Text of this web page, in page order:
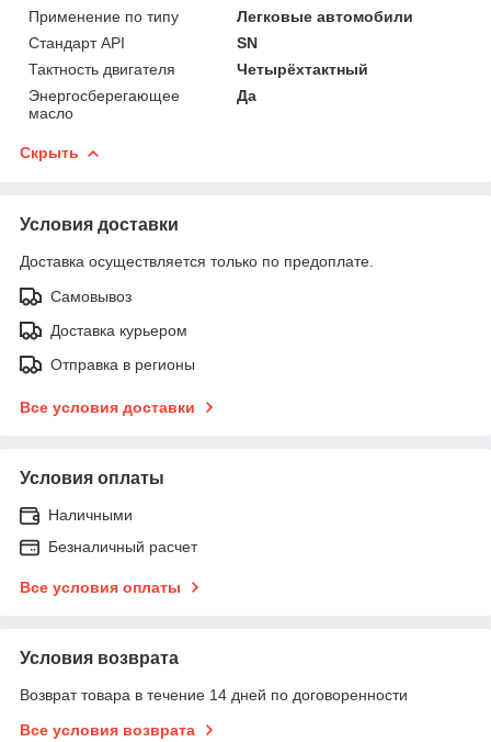
Применение по типу
Легковые автомобили
Стандарт API
SN
Тактность двигателя
Четырёхтактный
Энергосберегающее
масло
Да
Скрыть
Условия доставки
Доставка осуществляется только по предоплате.
Самовывоз
Доставка курьером
Отправка в регионы
Все условия доставки
Условия оплаты
Наличными
Безналичный расчет
Все условия оплаты
Условия возврата
Возврат товара в течение 14 дней по договоренности
Все условия возврата